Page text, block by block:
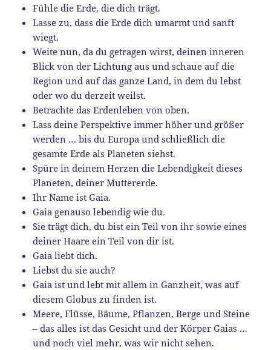
Fühle die Erde, die dich trägt.
Lasse zu, dass die Erde dich umarmt und sanft
wiegt.
Weite nun, da du getragen wirst, deinen inneren
Blick von der Lichtung aus und schaue auf die
Region und auf das ganze Land, in dem du lebst
oder wo du derzeit weilst.
Betrachte das Erdenleben von oben.
Lass deine Perspektive immer höher und größer
werden … bis du Europa und schließlich die
gesamte Erde als Planeten siehst.
Spüre in deinem Herzen die Lebendigkeit dieses
Planeten, deiner Muttererde.
Ihr Name ist Gaia.
Gaia genauso lebendig wie du.
Sie trägt dich, du bist ein Teil von ihr sowie eines
deiner Haare ein Teil von dir ist.
Gaia liebt dich.
Liebst du sie auch?
Gaia ist und lebt mit allem in Ganzheit, was auf
diesem Globus zu finden ist.
Meere, Flüsse, Bäume, Pflanzen, Berge und Steine
– das alles ist das Gesicht und der Körper Gaias …
und noch viel mehr, was wir nicht sehen.